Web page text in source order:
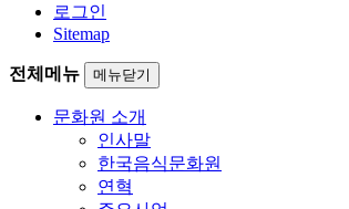
로그인
Sitemap
전체메뉴 메뉴닫기
문화원 소개
인사말
한국음식문화원
연혁